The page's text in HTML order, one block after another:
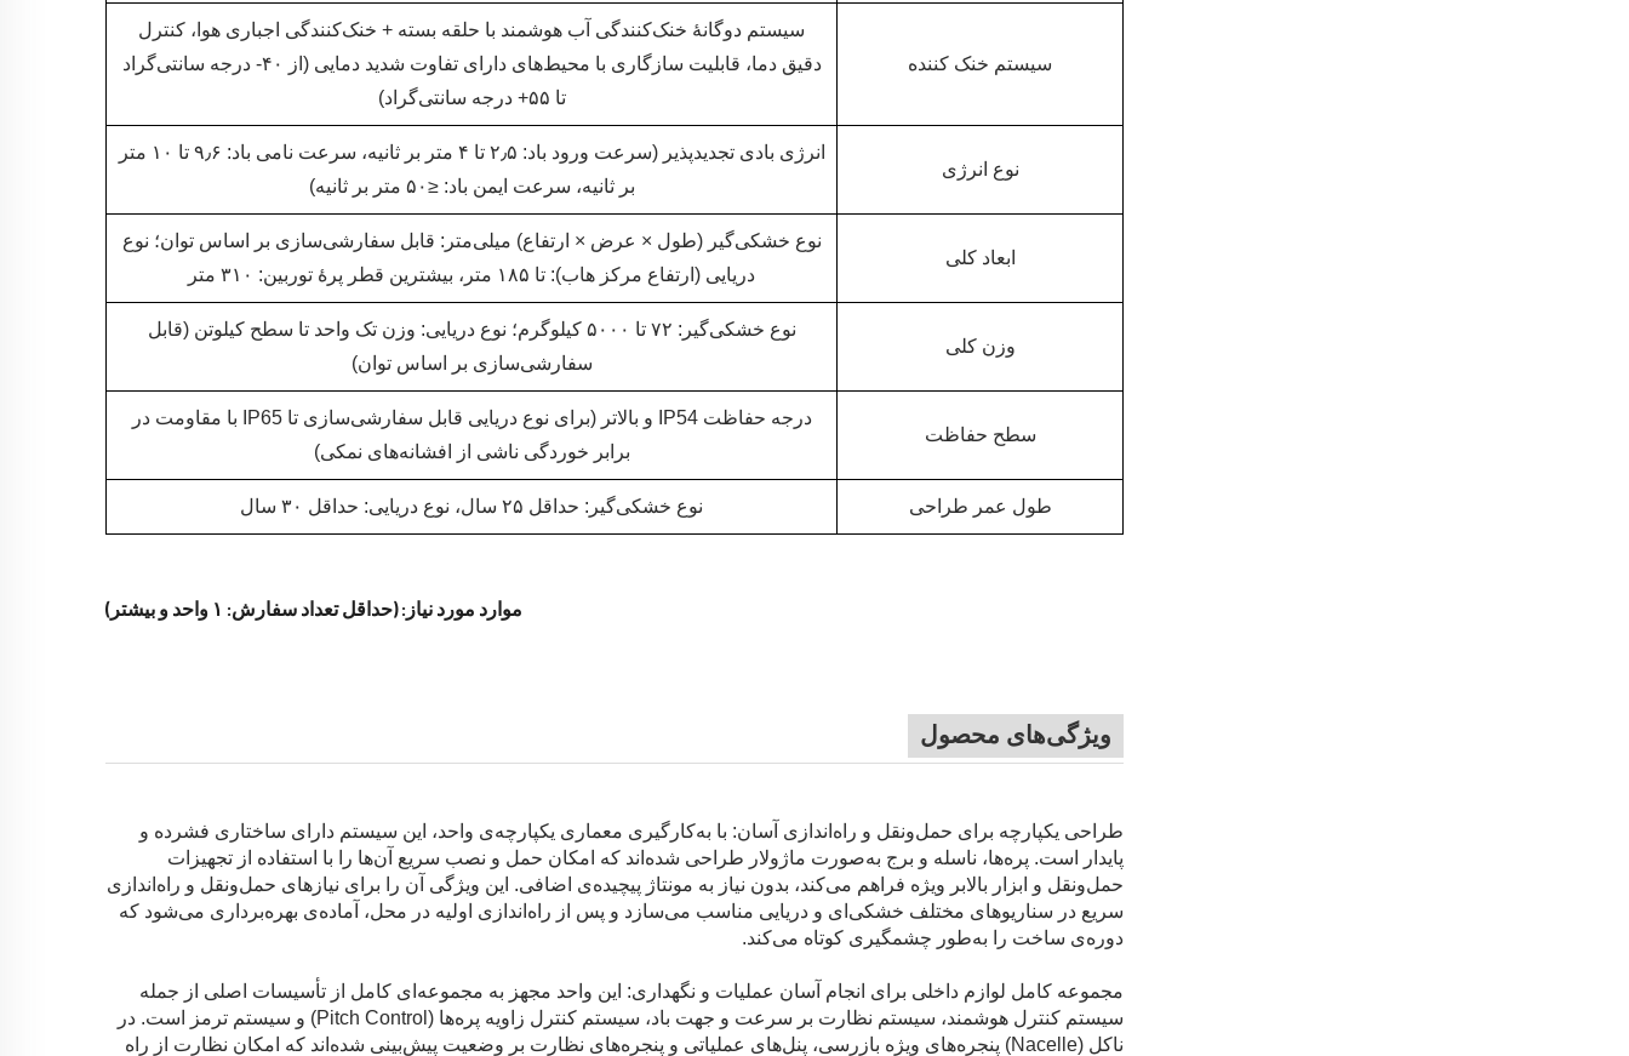
سیستم خنک کننده
سیستم دوگانهٔ خنک‌کنندگی آب هوشمند با حلقه بسته + خنک‌کنندگی اجباری هوا، کنترل
دقیق دما، قابلیت سازگاری با محیط‌های دارای تفاوت شدید دمایی (از ۴۰- درجه سانتی‌گراد
تا ۵۵+ درجه سانتی‌گراد)
نوع انرژی
انرژی بادی تجدیدپذیر (سرعت ورود باد: ۲٫۵ تا ۴ متر بر ثانیه، سرعت نامی باد: ۹٫۶ تا ۱۰ متر
بر ثانیه، سرعت ایمن باد: ≤۵۰ متر بر ثانیه)
ابعاد کلی
نوع خشکی‌گیر (طول × عرض × ارتفاع) میلی‌متر: قابل سفارشی‌سازی بر اساس توان؛ نوع
دریایی (ارتفاع مرکز هاب): تا ۱۸۵ متر، بیشترین قطر پرهٔ توربین: ۳۱۰ متر
وزن کلی
نوع خشکی‌گیر: ۷۲ تا ۵۰۰۰ کیلوگرم؛ نوع دریایی: وزن تک واحد تا سطح کیلوتن (قابل
سفارشی‌سازی بر اساس توان)
سطح حفاظت
درجه حفاظت IP54 و بالاتر (برای نوع دریایی قابل سفارشی‌سازی تا IP65 با مقاومت در
برابر خوردگی ناشی از افشانه‌های نمکی)
طول عمر طراحی نوع خشکی‌گیر: حداقل ۲۵ سال، نوع دریایی: حداقل ۳۰ سال
موارد مورد نیاز: (حداقل تعداد سفارش: ۱ واحد و بیشتر)
ویژگی‌های محصول
طراحی یکپارچه برای حمل‌ونقل و راه‌اندازی آسان: با به‌کارگیری معماری یکپارچه‌ی واحد، این سیستم دارای ساختاری فشرده و
پایدار است. پره‌ها، ناسله و برج به‌صورت ماژولار طراحی شده‌اند که امکان حمل و نصب سریع آن‌ها را با استفاده از تجهیزات
حمل‌ونقل و ابزار بالابر ویژه فراهم می‌کند، بدون نیاز به مونتاژ پیچیده‌ی اضافی. این ویژگی آن را برای نیازهای حمل‌ونقل و راه‌اندازی
سریع در سناریوهای مختلف خشکی‌ای و دریایی مناسب می‌سازد و پس از راه‌اندازی اولیه در محل، آماده‌ی بهره‌برداری می‌شود که
دوره‌ی ساخت را به‌طور چشمگیری کوتاه می‌کند.
مجموعه کامل لوازم داخلی برای انجام آسان عملیات و نگهداری: این واحد مجهز به مجموعه‌ای کامل از تأسیسات اصلی از جمله
سیستم کنترل هوشمند، سیستم نظارت بر سرعت و جهت باد، سیستم کنترل زاویه پره‌ها (Pitch Control) و سیستم ترمز است. در
ناکل (Nacelle) پنجره‌های ویژه بازرسی، پنل‌های عملیاتی و پنجره‌های نظارت بر وضعیت پیش‌بینی شده‌اند که امکان نظارت از راه